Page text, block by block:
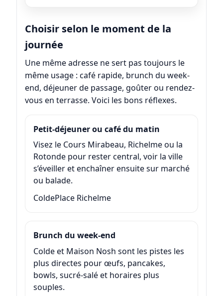
Choisir selon le moment de la
journée
Une même adresse ne sert pas toujours le
même usage : café rapide, brunch du week-
end, déjeuner de passage, goûter ou rendez-
vous en terrasse. Voici les bons réflexes.
Petit-déjeuner ou café du matin
Visez le Cours Mirabeau, Richelme ou la
Rotonde pour rester central, voir la ville
s’éveiller et enchaîner ensuite sur marché
ou balade.
ColdePlace Richelme
Brunch du week-end
Colde et Maison Nosh sont les pistes les
plus directes pour œufs, pancakes,
bowls, sucré-salé et horaires plus
souples.